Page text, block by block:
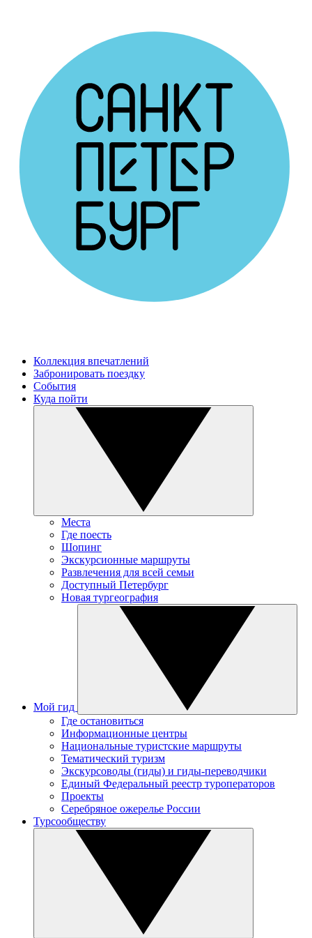
Коллекция впечатлений
Забронировать поездку
События
Куда пойти
Места
Где поесть
Шопинг
Экскурсионные маршруты
Развлечения для всей семьи
Доступный Петербург
Новая тургеография
Мой гид
Где остановиться
Информационные центры
Национальные туристские маршруты
Тематический туризм
Экскурсоводы (гиды) и гиды-переводчики
Единый Федеральный реестр туроператоров
Проекты
Серебряное ожерелье России
Турсообществу